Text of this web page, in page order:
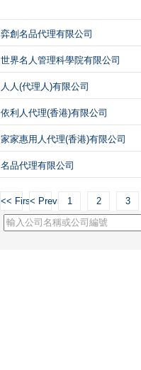
弈創名品代理有限公司
世界名人管理科學院有限公司
人人(代理人)有限公司
依利人代理(香港)有限公司
家家惠用人代理(香港)有限公司
名品代理有限公司
<< First< Previous1 2 3